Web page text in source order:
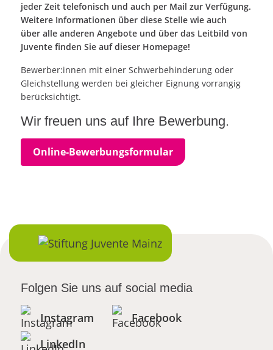
jeder Zeit telefonisch und auch per Mail zur Verfügung.
Weitere Informationen über diese Stelle wie auch
über alle anderen Angebote und über das Leitbild von
Juvente finden Sie auf dieser Homepage!
Bewerber:innen mit einer Schwerbehinderung oder
Gleichstellung werden bei gleicher Eignung vorrangig
berücksichtigt.
Wir freuen uns auf Ihre Bewerbung.
Online-Bewerbungsformular
Folgen Sie uns auf social media
Instagram
Facebook
LinkedIn